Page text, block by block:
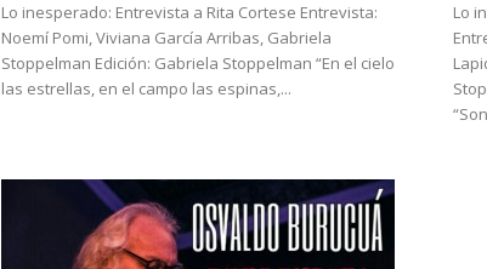
Lo inesperado: Entrevista a Rita Cortese Entrevista:
Noemí Pomi, Viviana García Arribas, Gabriela
Stoppelman Edición: Gabriela Stoppelman “En el cielo
las estrellas, en el campo las espinas,...
Lo